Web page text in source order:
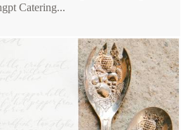
Catering...